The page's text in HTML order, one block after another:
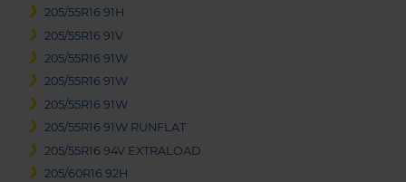
205/55R16 91H
205/55R16 91V
205/55R16 91W
205/55R16 91W
205/55R16 91W
205/55R16 91W RUNFLAT
205/55R16 94V EXTRALOAD
205/60R16 92H